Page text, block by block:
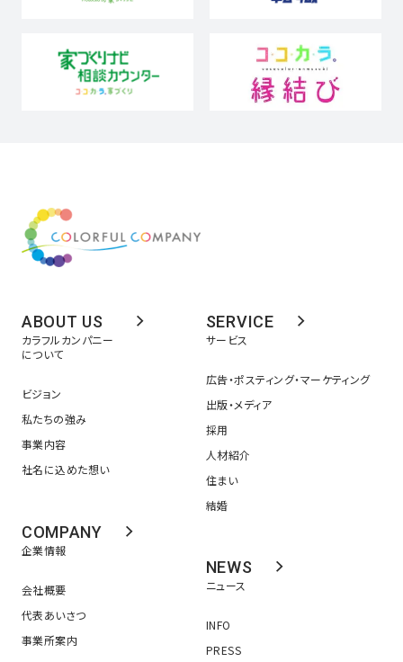
ABOUT US
カラフルカンパニー
について
ビジョン
私たちの強み
事業内容
社名に込めた想い
SERVICE
サービス
広告・ポスティング・マーケティング
出版・メディア
採用
人材紹介
住まい
結婚
COMPANY
企業情報
会社概要
代表あいさつ
事業所案内
NEWS
ニュース
INFO
PRESS